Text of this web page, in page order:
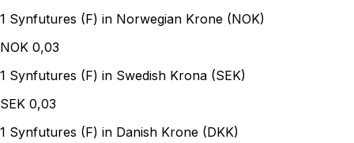
1 Synfutures (F) in Norwegian Krone (NOK)
NOK 0,03
1 Synfutures (F) in Swedish Krona (SEK)
SEK 0,03
1 Synfutures (F) in Danish Krone (DKK)